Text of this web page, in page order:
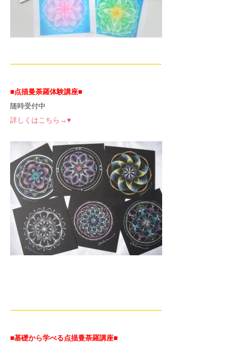
—————————————————————-
■点描曼荼羅体験講座■
随時受付中
詳しくはこちら→♥
—————————————————————-
■基礎から学べる点描曼荼羅講座■